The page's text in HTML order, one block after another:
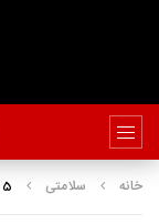
خانه سلامتی 5 غذایی که باعث کاهش وزن در حین خوردن می شود